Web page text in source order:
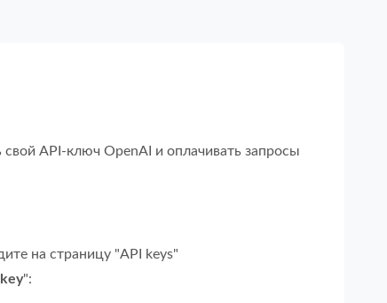
API-ключ OpenAI и оплачивать запросы
на страницу "API keys"
":